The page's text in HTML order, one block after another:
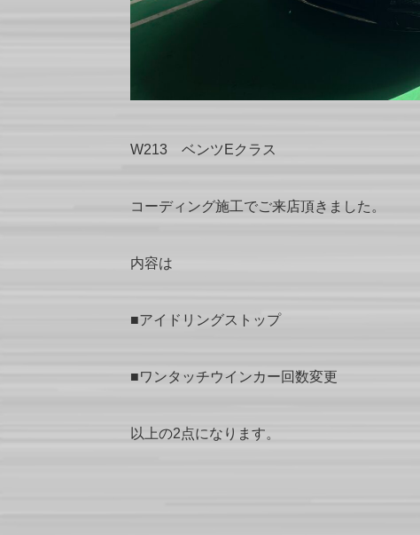
W213 ベンツEクラス
コーディング施工でご来店頂きました。
内容は
■アイドリングストップ
■ワンタッチウインカー回数変更
以上の2点になります。